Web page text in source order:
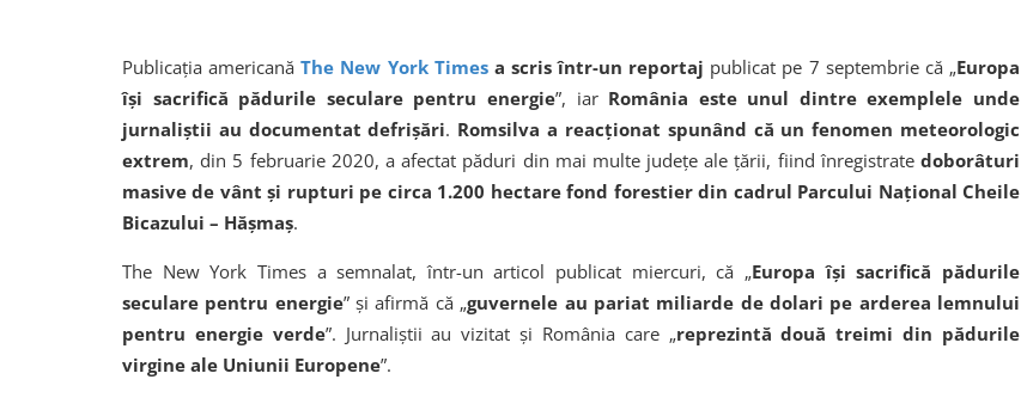
Publicația americanăThe New York Timesa scris într-un reportaj publicat pe 7 septembrie că „Europa
își sacrifică pădurile seculare pentru energie”, iar România este unul dintre exemplele unde
jurnaliștii au documentat defrișări. Romsilva a reacționat spunând că un fenomen meteorologic
extrem, din 5 februarie 2020, a afectat păduri din mai multe judeţe ale ţării, fiind înregistrate doborâturi
masive de vânt şi rupturi pe circa 1.200 hectare fond forestier din cadrul Parcului Naţional Cheile
Bicazului – Hăşmaş.
The New York Times a semnalat, într-un articol publicat miercuri, că „Europa îşi sacrifică pădurile
seculare pentru energie” şi afirmă că „guvernele au pariat miliarde de dolari pe arderea lemnului
pentru energie verde”. Jurnaliştii au vizitat şi România care „reprezintă două treimi din pădurile
virgine ale Uniunii Europene”.